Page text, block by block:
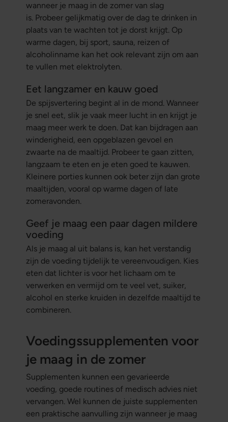
wanneer je maag in de zomer van slag
is. Probeer gelijkmatig over de dag te drinken in
plaats van te wachten tot je dorst krijgt. Op
warme dagen, bij sport, sauna, reizen of
alcoholinname kan het ook relevant zijn om aan
te vullen met elektrolyten.
Eet langzamer en kauw goed
De spijsvertering begint al in de mond. Wanneer
je snel eet, slik je vaak meer lucht in en krijgt je
maag meer werk te doen. Dat kan bijdragen aan
winderigheid, een opgeblazen gevoel en
zwaarte na de maaltijd. Probeer te gaan zitten,
langzaam te eten en je eten goed te kauwen.
Kleinere porties kunnen ook beter zijn dan grote
maaltijden, vooral op warme dagen of late
zomeravonden.
Geef je maag een paar dagen mildere
voeding
Als je maag al uit balans is, kan het verstandig
zijn de voeding tijdelijk te vereenvoudigen. Kies
eten dat lichter is voor het lichaam om te
verwerken en vermijd om te veel vet, suiker,
alcohol en sterke kruiden in dezelfde maaltijd te
combineren.
Voedingssupplementen voor
je maag in de zomer
Supplementen kunnen een gevarieerde
voeding, goede routines of medisch advies niet
vervangen. Wel kunnen de juiste supplementen
een praktische aanvulling zijn wanneer je maag